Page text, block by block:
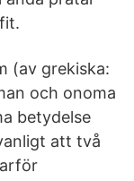
(av grekiska:
och onoma
betydelse
att två